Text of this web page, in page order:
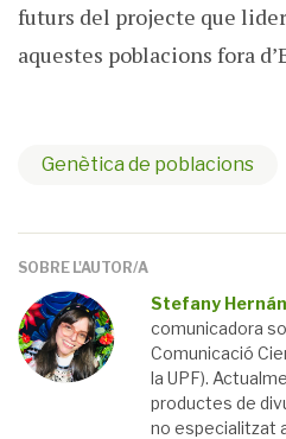
futurs del projecte que
aquestes poblacions fora
Genètica de poblacions
SOBRE L'AUTOR/A
Stefany
comunicadora
Comunicació
la UPF).
productes de
no especialitzat